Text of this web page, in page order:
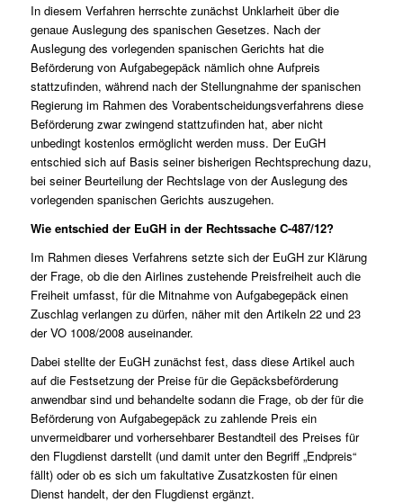
In diesem Verfahren herrschte zunächst Unklarheit über die
genaue Auslegung des spanischen Gesetzes. Nach der
Auslegung des vorlegenden spanischen Gerichts hat die
Beförderung von Aufgabegepäck nämlich ohne Aufpreis
stattzufinden, während nach der Stellungnahme der spanischen
Regierung im Rahmen des Vorabentscheidungsverfahrens diese
Beförderung zwar zwingend stattzufinden hat, aber nicht
unbedingt kostenlos ermöglicht werden muss. Der EuGH
entschied sich auf Basis seiner bisherigen Rechtsprechung dazu,
bei seiner Beurteilung der Rechtslage von der Auslegung des
vorlegenden spanischen Gerichts auszugehen.
Wie entschied der EuGH in der Rechtssache C-487/12?
Im Rahmen dieses Verfahrens setzte sich der EuGH zur Klärung
der Frage, ob die den Airlines zustehende Preisfreiheit auch die
Freiheit umfasst, für die Mitnahme von Aufgabegepäck einen
Zuschlag verlangen zu dürfen, näher mit den Artikeln 22 und 23
der VO 1008/2008 auseinander.
Dabei stellte der EuGH zunächst fest, dass diese Artikel auch
auf die Festsetzung der Preise für die Gepäcksbeförderung
anwendbar sind und behandelte sodann die Frage, ob der für die
Beförderung von Aufgabegepäck zu zahlende Preis ein
unvermeidbarer und vorhersehbarer Bestandteil des Preises für
den Flugdienst darstellt (und damit unter den Begriff „Endpreis“
fällt) oder ob es sich um fakultative Zusatzkosten für einen
Dienst handelt, der den Flugdienst ergänzt.